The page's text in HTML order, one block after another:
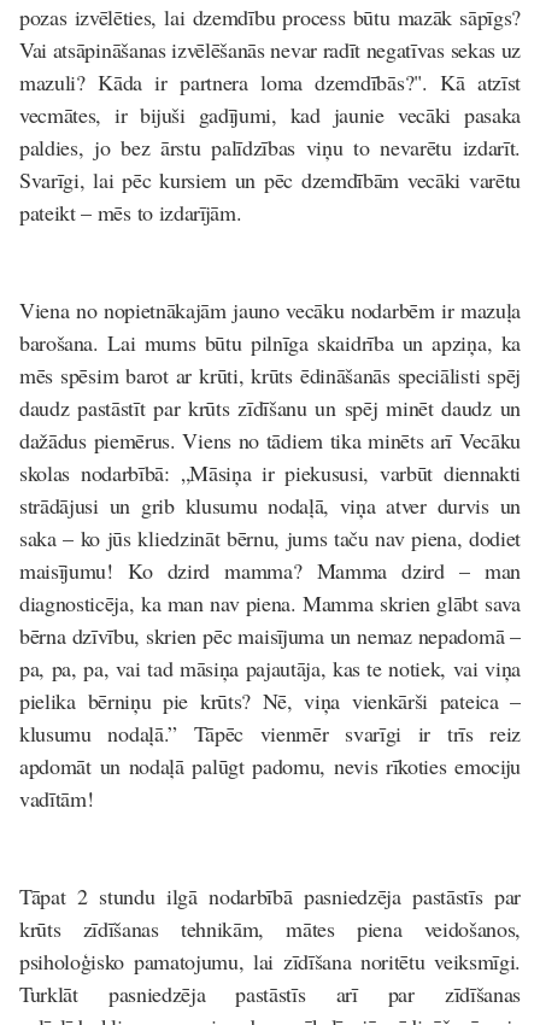
pozas izvēlēties, lai dzemdību process būtu mazāk sāpīgs?
Vai atsāpināšanas izvēlēšanās nevar radīt negatīvas sekas uz
mazuli? Kāda ir partnera loma dzemdībās?". Kā atzīst
vecmātes, ir bijuši gadījumi, kad jaunie vecāki pasaka
paldies, jo bez ārstu palīdzības viņu to nevarētu izdarīt.
Svarīgi, lai pēc kursiem un pēc dzemdībām vecāki varētu
pateikt – mēs to izdarījām.
Viena no nopietnākajām jauno vecāku nodarbēm irmazuļa
barošana. Lai mums būtu pilnīga skaidrība un apziņa, ka
mēs spēsim barot ar krūti, krūts ēdināšanās speciālisti spēj
daudz pastāstīt par krūts zīdīšanu un spēj minēt daudz un
dažādus piemērus. Viens no tādiem tika minēts arī Vecāku
skolas nodarbībā: „Māsiņa ir piekususi, varbūt diennakti
strādājusi un grib klusumu nodaļā, viņa atver durvis un
saka – ko jūs kliedzināt bērnu, jums taču nav piena, dodiet
maisījumu! Ko dzird mamma? Mamma dzird – man
diagnosticēja, ka man nav piena. Mamma skrien glābt sava
bērna dzīvību, skrien pēc maisījuma un nemaz nepadomā –
pa, pa, pa, vai tad māsiņa pajautāja, kas te notiek, vai viņa
pielika bērniņu pie krūts? Nē, viņa vienkārši pateica –
klusumu nodaļā.” Tāpēc vienmēr svarīgi ir trīs reiz
apdomāt un nodaļā palūgt padomu, nevis rīkoties emociju
vadītām!
Tāpat 2 stundu ilgā nodarbībā pasniedzēja pastāstīs par
krūts zīdīšanas tehnikām, mātes piena veidošanos,
psiholoģisko pamatojumu, lai zīdīšana noritētu veiksmīgi.
Turklāt pasniedzēja pastāstīs arī par zīdīšanas